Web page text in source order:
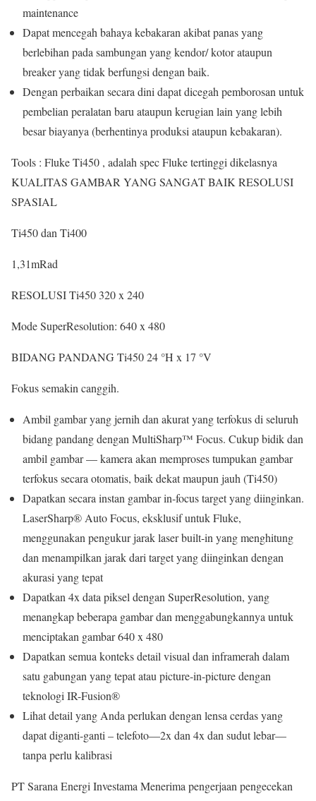
maintenance
Dapat mencegah bahaya kebakaran akibat panas yang
berlebihan pada sambungan yang kendor/ kotor ataupun
breaker yang tidak berfungsi dengan baik.
Dengan perbaikan secara dini dapat dicegah pemborosan untuk
pembelian peralatan baru ataupun kerugian lain yang lebih
besar biayanya (berhentinya produksi ataupun kebakaran).
Tools : Fluke Ti450 , adalah spec Fluke tertinggi dikelasnya
KUALITAS GAMBAR YANGSANGAT BAIKRESOLUSI
SPASIAL
Ti450 dan Ti400
1,31mRad
RESOLUSITi450 320 x 240
Mode SuperResolution: 640 x 480
BIDANG PANDANGTi45024 °H x 17 °V
Fokus semakin canggih.
Ambil gambar yang jernih dan akurat yang terfokus di seluruh
bidang pandang dengan MultiSharp™ Focus. Cukup bidik dan
ambil gambar — kamera akan memproses tumpukan gambar
terfokus secara otomatis, baik dekat maupun jauh (Ti450)
Dapatkan secara instan gambar in-focus target yang diinginkan.
LaserSharp® Auto Focus, eksklusif untuk Fluke,
menggunakan pengukur jarak laser built-in yang menghitung
dan menampilkan jarak dari target yang diinginkan dengan
akurasi yang tepat
Dapatkan 4x data piksel dengan SuperResolution, yang
menangkap beberapa gambar dan menggabungkannya untuk
menciptakan gambar 640 x 480
Dapatkan semua konteks detail visual dan inframerah dalam
satu gabungan yang tepat atau picture-in-picture dengan
teknologi IR-Fusion®
Lihat detail yang Anda perlukan dengan lensa cerdas yang
dapat diganti-ganti – telefoto—2x dan 4x dan sudut lebar—
tanpa perlu kalibrasi
PT Sarana Energi Investama Menerima pengerjaan pengecekan